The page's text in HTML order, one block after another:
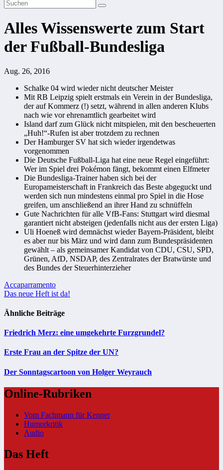
Alles Wissenswerte zum Start
der Fußball-Bundesliga
Aug. 26, 2016
Schalke 04 wird wieder nicht deutscher Meister
Mit RB Leipzig spielt erstmals ein Verein in der Bundesliga,
der auf Kommerz (!) setzt, während in allen anderen Klubs
nach wie vor ehrenamtlich gearbeitet wird
Island darf zum Glück nicht mitspielen, mit den bescheuerten
„Huh!“-Rufen ist aber trotzdem zu rechnen
Der Hamburger SV hat sich wieder irgendetwas
vorgenommen
Die Deutsche Fußball-Liga hat eine neue Regel eingeführt:
Wer im Spiel drei Pokémon fängt, bekommt einen Elfmeter
Die Bundesliga-Trainer haben sich bei der
Europameisterschaft in Frankreich das Beste abgeguckt und
werden sich nun mindestens einmal pro Spiel in die Hose
greifen, um anschließend an ihrer Hand zu schnüffeln
Gute Nachrichten für alle VfB-Fans: Stuttgart wird diesmal
garantiert nicht absteigen (jedenfalls nicht aus der ersten Liga)
Uli Hoeneß wird demnächst wieder Bayern-Präsident, bleibt
es aber nur bis März und wird dann zum Bundespräsidenten
gewählt – als gemeinsamer Kandidat von CDU, CSU, SPD,
Grünen, AfD, NSDAP, des Zentralrates der Bratwürste und
des Bundes der Steuerhinterzieher
Beitragsnavigation
Accaparramento
Das neue Heft ist da!
Ähnliche Beiträge
Friedrich Merz: eine umgekehrte Furzgrundel?
Erste Frau an der Spitze der UN?
Der Sonntagscartoon von Holger Weyrauch
Online-Rubriken
Vom Fachmann für Kenner
Humorkritik
Audio
Das Heft